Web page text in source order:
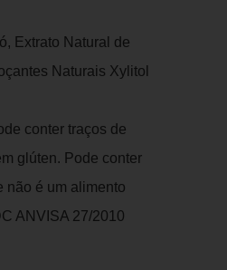
Extrato Natural de
Naturais Xylitol
conter traços de
glúten. Pode conter
não é um alimento
ANVISA 27/2010